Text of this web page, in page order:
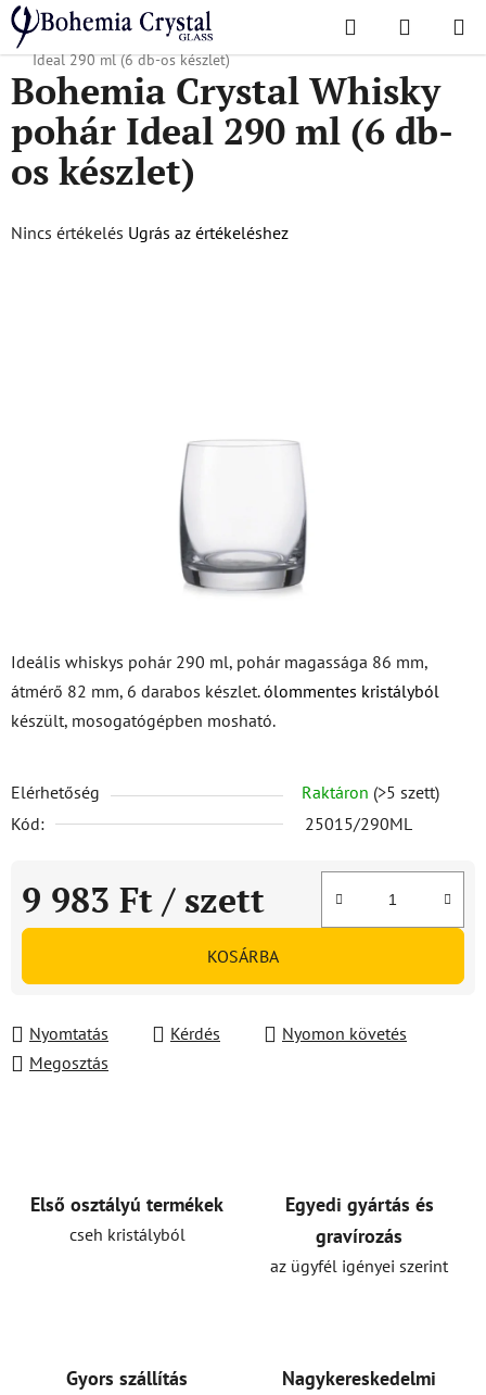
Ugrás
fő
tartalomhoz
Keresés KOSÁR
Kezdőlap
/ Népszerű kollekciók / Ideál
Bohemia Crystal Whisky pohár
Ideal 290 ml (6 db-os készlet)
Ideális whiskys pohár 290 ml, pohár magassága 86 mm,
átmérő 82 mm, 6 darabos készlet.ólommentes kristályból
készült, mosogatógépben mosható.
Elérhetőség Raktáron (>5 szett)
Kód:
25015/290ML
9 983 Ft / szett
Egységár:
KOSÁRBA
Nyomtatás Kérdés
Nyomon követés
Megosztás
Bohemia Crystal Whisky
pohár Ideal 290 ml (6 db-
os készlet)
A
Nincs értékelés Ugrás az értékeléshez
Első osztályú termékek
cseh kristályból
Egyedi gyártás és
gravírozás
az ügyfél igényei szerint
Gyors szállítás
Nagykereskedelmi